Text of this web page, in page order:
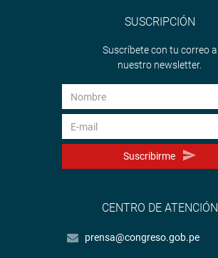
SUSCRIPCIÓN
Suscríbete con tu correo a
nuestro newsletter.
Suscribirme
CENTRO DE ATENCIÓN
prensa@congreso.gob.pe